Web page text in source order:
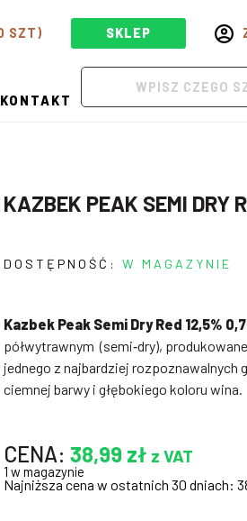
SZT) SKLEP
KONTAKT
KAZBEK PEAK SEMI DRY
DOSTĘPNOŚĆ:W MAGAZYNIE
Kazbek Peak Semi Dry Red 12,5%
półwytrawnym (semi‑dry),
jednego z najbardziej rozpoznawalnych
ciemnej barwy i głębokiego koloru wina.
CENA:38,99 zł z VAT
1 w magazynie
Najniższa cena w ostatnich 30 dniach: